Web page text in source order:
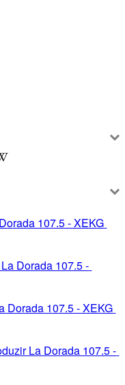
107.5 - XEKG
Dorada 107.5 -
Dorada 107.5 - XEKG
La Dorada 107.5 -